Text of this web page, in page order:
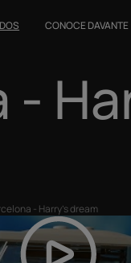
CONOCE DAVANTE
-
- Harry's dream